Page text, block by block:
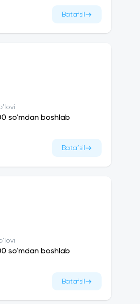
ega.
binosi bilan birga
qiladi.Shuningdek,
yuboriladi.
tashkil etiladi.
5 yoʻnalish
Batafsil
so'mdan boshlab
Batafsil
so'mdan boshlab
Batafsil